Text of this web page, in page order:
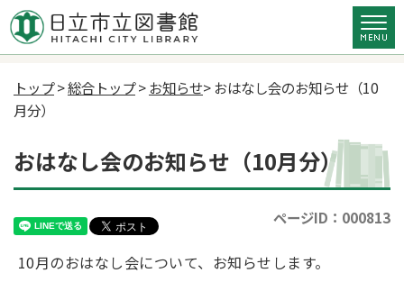
トップ>総合トップ>お知らせ> おはなし会のお知らせ（10
月分）
おはなし会のお知らせ（10月分）
ページID：000813
10月のおはなし会について、お知らせします。